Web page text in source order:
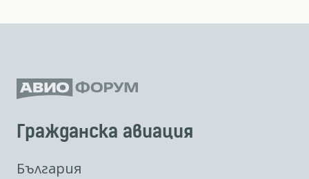
Гражданска авиация
България